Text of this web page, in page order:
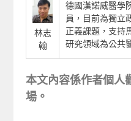
林志
翰
德國漢諾威醫學
員，目前為獨立
正義課題，支持
研究領域為公共
本文內容係作者個人
場。